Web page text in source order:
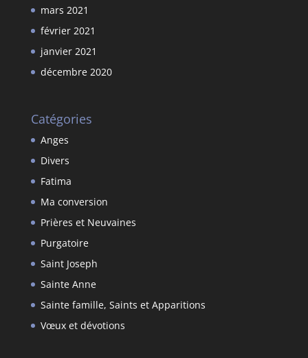
mars 2021
février 2021
janvier 2021
décembre 2020
Catégories
Anges
Divers
Fatima
Ma conversion
Prières et Neuvaines
Purgatoire
Saint Joseph
Sainte Anne
Sainte famille, Saints et Apparitions
Vœux et dévotions